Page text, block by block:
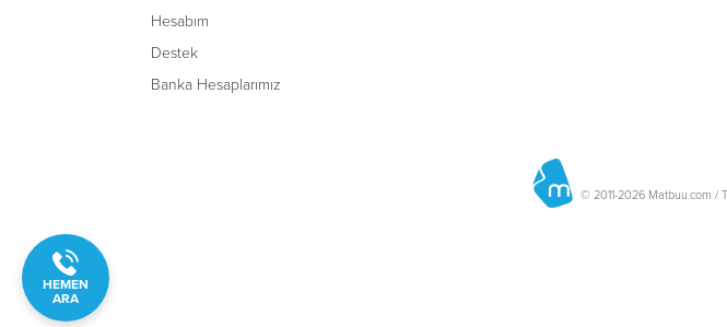
HEMEN
ARA
Hesabım
Destek
Banka Hesaplarımız
© 2011-2026 Matbuu.com /